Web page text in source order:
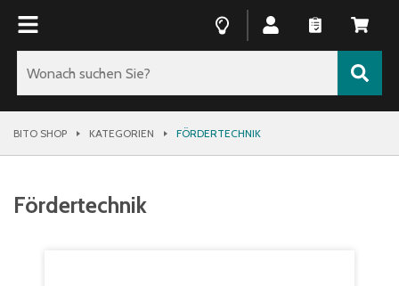
BITO SHOP KATEGORIEN FÖRDERTECHNIK
Fördertechnik